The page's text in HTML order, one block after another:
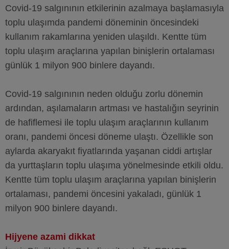
Covid-19 salgınının etkilerinin azalmaya başlamasıyla
toplu ulaşımda pandemi döneminin öncesindeki
kullanım rakamlarına yeniden ulaşıldı. Kentte tüm
toplu ulaşım araçlarına yapılan binişlerin ortalaması
günlük 1 milyon 900 binlere dayandı.
Covid-19 salgınının neden olduğu zorlu dönemin
ardından, aşılamaların artması ve hastalığın seyrinin
de hafiflemesi ile toplu ulaşım araçlarının kullanım
oranı, pandemi öncesi döneme ulaştı. Özellikle son
aylarda akaryakıt fiyatlarında yaşanan ciddi artışlar
da yurttaşların toplu ulaşıma yönelmesinde etkili oldu.
Kentte tüm toplu ulaşım araçlarına yapılan binişlerin
ortalaması, pandemi öncesini yakaladı, günlük 1
milyon 900 binlere dayandı.
Hijyene azami dikkat